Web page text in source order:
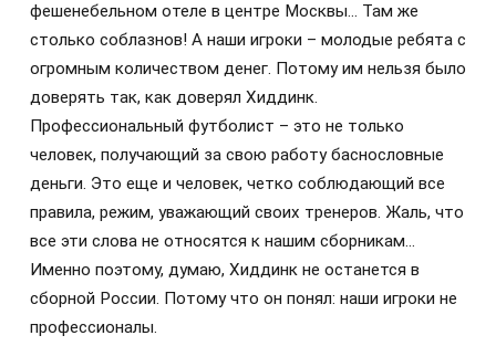
фешенебельном отеле в центре Москвы… Там же
столько соблазнов! А наши игроки – молодые ребята с
огромным количеством денег. Потому им нельзя было
доверять так, как доверял Хиддинк.
Профессиональный футболист – это не только
человек, получающий за свою работу баснословные
деньги. Это еще и человек, четко соблюдающий все
правила, режим, уважающий своих тренеров. Жаль, что
все эти слова не относятся к нашим сборникам…
Именно поэтому, думаю, Хиддинк не останется в
сборной России. Потому что он понял: наши игроки не
профессионалы.